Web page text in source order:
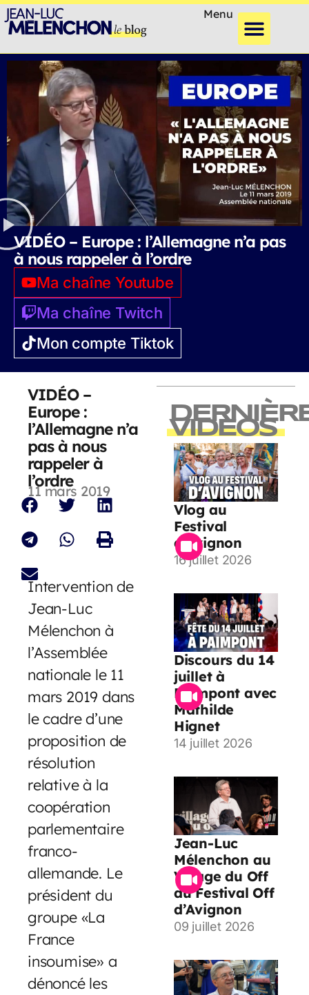
Menu
VIDÉO – Europe : l’Allemagne n’a pas
à nous rappeler à l’ordre
Ma chaîne Youtube
Ma chaîne Twitch
Mon compte Tiktok
VIDÉO –
Europe :
l’Allemagne n’a
pas à nous
rappeler à
l’ordre
11 mars 2019
Intervention de
Jean-Luc
Mélenchon à
l’Assemblée
nationale le 11
mars 2019 dans
le cadre d’une
proposition de
résolution
relative à la
coopération
parlementaire
franco-
allemande. Le
président du
groupe «La
France
insoumise» a
dénoncé les
VIDEOS
Vlog au
Festival
d’Avignon
16 juillet 2026
Discours du 14
juillet à
Paimpont avec
Mathilde
Hignet
14 juillet 2026
Jean-Luc
Mélenchon au
Village du Off
du Festival Off
d’Avignon
09 juillet 2026